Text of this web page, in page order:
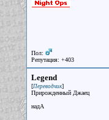
Пол:
Репутация: +403
Legend
[Переводчик]
Прирожденный Джаец
надА